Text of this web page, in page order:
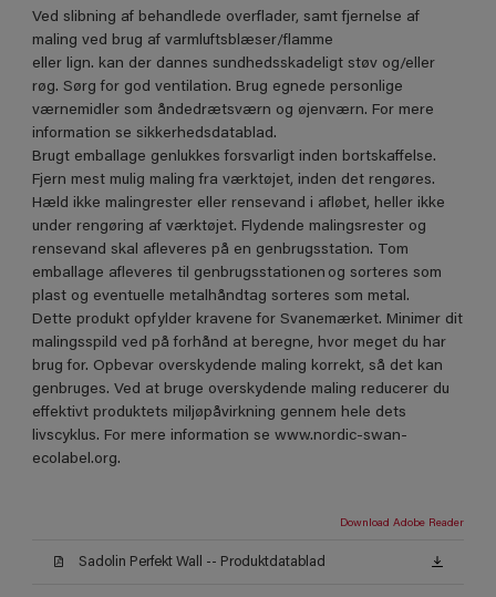
Ved slibning af behandlede overflader, samt fjernelse af
maling ved brug af varmluftsblæser/flamme
eller lign. kan der dannes sundhedsskadeligt støv og/eller
røg. Sørg for god ventilation. Brug egnede personlige
værnemidler som åndedrætsværn og øjenværn. For mere
information se sikkerhedsdatablad.
Brugt emballage genlukkes forsvarligt inden bortskaffelse.
Fjern mest mulig maling fra værktøjet, inden det rengøres.
Hæld ikke malingrester eller rensevand i afløbet, heller ikke
under rengøring af værktøjet. Flydende malingsrester og
rensevand skal afleveres på en genbrugsstation. Tom
emballage afleveres til genbrugsstationen og sorteres som
plast og eventuelle metalhåndtag sorteres som metal.
Dette produkt opfylder kravene for Svanemærket. Minimer dit
malingsspild ved på forhånd at beregne, hvor meget du har
brug for. Opbevar overskydende maling korrekt, så det kan
genbruges. Ved at bruge overskydende maling reducerer du
effektivt produktets miljøpåvirkning gennem hele dets
livscyklus. For mere information se www.nordic-swan-
ecolabel.org.
Download Adobe Reader
Sadolin Perfekt Wall -- Produktdatablad